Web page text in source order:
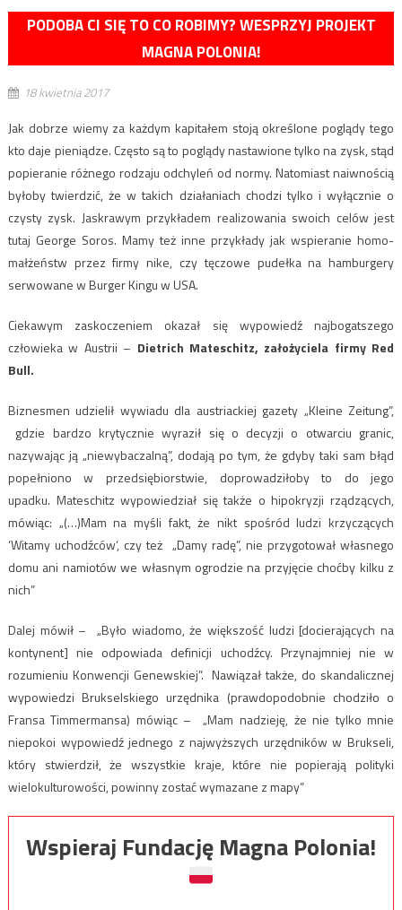
PODOBA CI SIĘ TO CO ROBIMY? WESPRZYJ PROJEKT
MAGNA POLONIA!
18 kwietnia 2017
Jak dobrze wiemy za każdym kapitałem stoją określone poglądy tego
kto daje pieniądze. Często są to poglądy nastawione tylko na zysk, stąd
popieranie różnego rodzaju odchyleń od normy. Natomiast naiwnością
byłoby twierdzić, że w takich działaniach chodzi tylko i wyłącznie o
czysty zysk. Jaskrawym przykładem realizowania swoich celów jest
tutaj George Soros. Mamy też inne przykłady jak wspieranie homo-
małżeństw przez firmy nike, czy tęczowe pudełka na hamburgery
serwowane w Burger Kingu w USA.
Ciekawym zaskoczeniem okazał się wypowiedź najbogatszego
człowieka w Austrii – Dietrich Mateschitz, założyciela firmy Red
Bull.
Biznesmen udzielił wywiadu dla austriackiej gazety „Kleine Zeitung”,
gdzie bardzo krytycznie wyraził się o decyzji o otwarciu granic,
nazywając ją „niewybaczalną”, dodają po tym, że gdyby taki sam błąd
popełniono w przedsiębiorstwie, doprowadziłoby to do jego
upadku. Mateschitz wypowiedział się także o hipokryzji rządzących,
mówiąc: „(…)Mam na myśli fakt, że nikt spośród ludzi krzyczących
‘Witamy uchodźców’, czy też „Damy radę”, nie przygotował własnego
domu ani namiotów we własnym ogrodzie na przyjęcie choćby kilku z
nich”
Dalej mówił – „Było wiadomo, że większość ludzi [docierających na
kontynent] nie odpowiada definicji uchodźcy. Przynajmniej nie w
rozumieniu Konwencji Genewskiej”. Nawiązał także, do skandalicznej
wypowiedzi Brukselskiego urzędnika (prawdopodobnie chodziło o
Fransa Timmermansa) mówiąc – „Mam nadzieję, że nie tylko mnie
niepokoi wypowiedź jednego z najwyższych urzędników w Brukseli,
który stwierdził, że wszystkie kraje, które nie popierają polityki
wielokulturowości, powinny zostać wymazane z mapy”
Wspieraj Fundację Magna Polonia!